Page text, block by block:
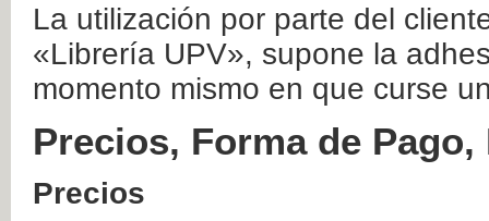
La utilización por parte del
«Librería UPV», supone la
momento mismo en que curse
Precios, Forma de
Precios